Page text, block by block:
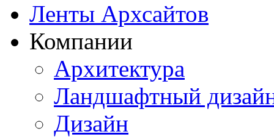
Ленты Архсайтов
Компании
Архитектура
Ландшафтный
Дизайн